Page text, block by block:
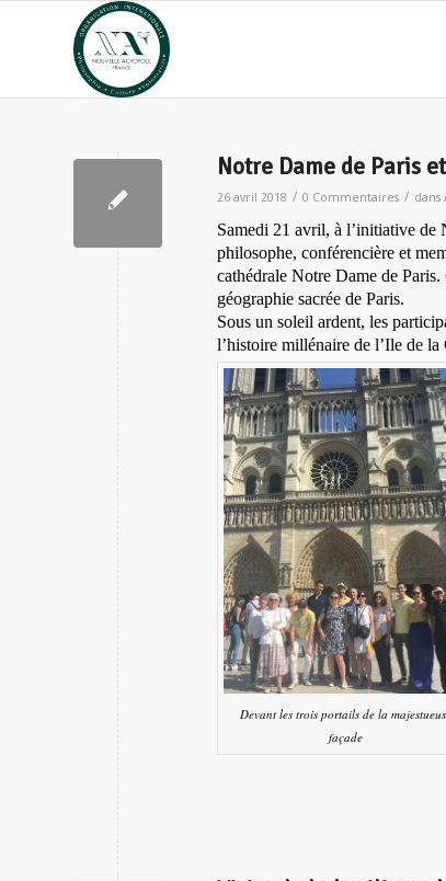
Notre Dame de Paris
26 avril 2018 / 0 Commentaires / dans
Samedi 21 avril, à l’initiative
philosophe, conférencière et
cathédrale Notre Dame de
géographie sacrée de Paris.
Sous un soleil ardent, les
l’histoire millénaire de l’Ile de
Devant les trois portails de la
façade